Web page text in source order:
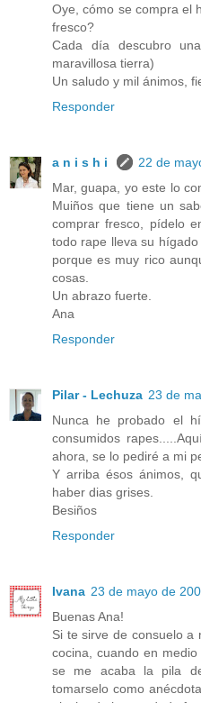
Oye, cómo se compra el
fresco?
Cada día descubro
maravillosa tierra)
Un saludo y mil ánimos,
Responder
a n i s h i
22 de
Mar, guapa, yo este lo
Muiños que tiene un
comprar fresco, pídelo
todo rape lleva su
porque es muy rico
cosas.
Un abrazo fuerte.
Ana
Responder
Pilar - Lechuza 23 de
Nunca he probado el
consumidos
ahora, se lo pediré a mi
Y arriba ésos ánimos,
haber dias grises.
Besiños
Responder
Ivana 23 de mayo de
Buenas Ana!
Si te sirve de consuelo a
cocina, cuando en
se me acaba la pila
tomarselo como